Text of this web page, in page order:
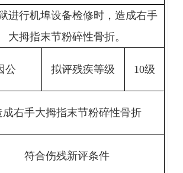
进行机埠设备检修时，造成右手
大拇指末节粉碎性骨折。
公 拟评残疾等级 10级
成右手大拇指末节粉碎性骨折
符合伤残新评条件